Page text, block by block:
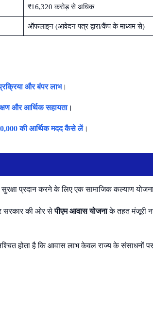
₹16,320 करोड़ से अधिक
ऑफलाइन (आवेदन पत्र द्वारा/कैंप के माध्यम से)
और बंपर लाभ।
और आर्थिक सहायता।
की आर्थिक मदद कैसे लें।
प्रदान करने के लिए एक सामाजिक कल्याण
सरकार की ओर सेपीएम आवास योजनाके तहत मंजूरी
होता है कि आवास लाभ केवल राज्य के संसाधनों पर